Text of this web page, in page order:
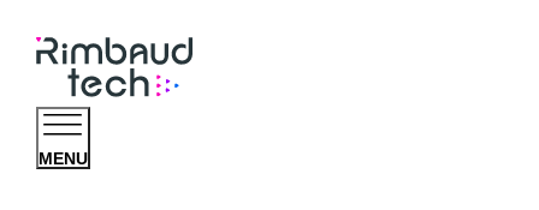
MENU